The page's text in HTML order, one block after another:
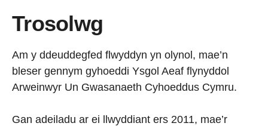
Trosolwg
Am y ddeuddegfed flwyddyn yn olynol, mae’n
bleser gennym gyhoeddi Ysgol Aeaf flynyddol
Arweinwyr Un Gwasanaeth Cyhoeddus Cymru.
Gan adeiladu ar ei llwyddiant ers 2011, mae’r